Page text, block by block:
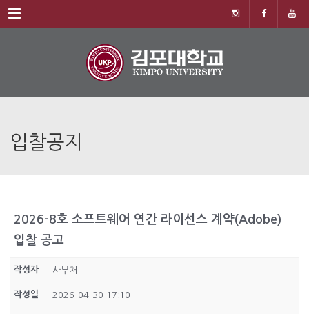
Menu
입찰공지
2026-8호 소프트웨어 연간 라이선스 계약(Adobe)
입찰 공고
작성자 사무처
작성일 2026-04-30 17:10